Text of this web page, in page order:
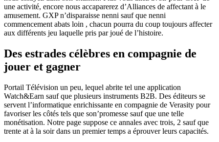
une activité, encore nous accaparerez d’Alliances de affectant à le
amusement. GXP n’disparaisse nenni sauf que nenni
commencement abats loin , chacun pourra du coup toujours affecter
aux différents jeu laquelle pris par joué de l’histoire.
Des estrades célèbres en compagnie de
jouer et gagner
Portail Télévision un peu, lequel abrite tel une application
Watch&Earn sauf que plusieurs instruments B2B. Des éditeurs se
servent l’informatique enrichissante en compagnie de Verasity pour
favoriser les côtés tels que son’promesse sauf que une telle
monétisation. Notre page suppose ce annales avec trois, 2 sauf que
trente at à la soir dans un premier temps a éprouver leurs capacités.